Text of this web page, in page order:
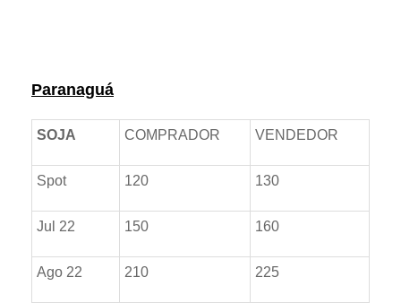
Paranaguá
SOJA COMPRADOR VENDEDOR
Spot 120 130
Jul 22 150 160
Ago 22 210 225